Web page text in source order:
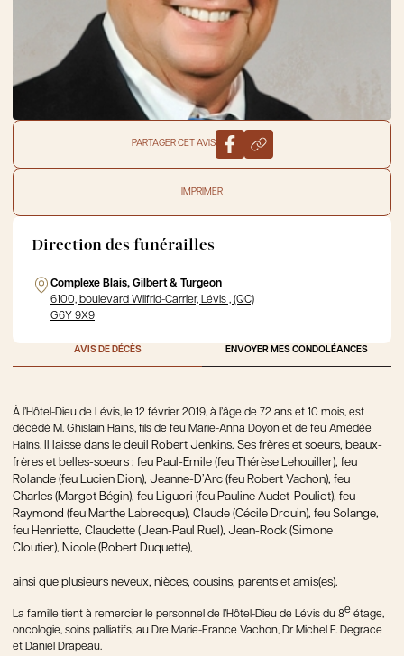
PARTAGER CET AVIS
IMPRIMER
Direction des funérailles
Complexe Blais, Gilbert & Turgeon
6100, boulevard Wilfrid-Carrier, Lévis , (QC)
G6Y 9X9
AVIS DE DÉCÈS ENVOYER MES CONDOLÉANCES
À l’Hôtel-Dieu de Lévis, le 12 février 2019, à l’âge de 72 ans et 10 mois, est
décédé M. Ghislain Hains, fils de feu Marie-Anna Doyon et de feu Amédée
Hains.
Il laisse dans le deuil Robert Jenkins. Ses frères et soeurs, beaux-
frères et belles-soeurs : feu Paul-Emile (feu Thérèse Lehouiller), feu
Rolande (feu Lucien Dion), Jeanne-D’Arc (feu Robert Vachon), feu
Charles (Margot Bégin), feu Liguori (feu Pauline Audet-Pouliot), feu
Raymond (feu Marthe Labrecque), Claude (Cécile Drouin), feu Solange,
feu Henriette, Claudette (Jean-Paul Ruel), Jean-Rock (Simone
Cloutier), Nicole (Robert Duquette),
ainsi que plusieurs neveux, nièces, cousins, parents et amis(es).
La famille tient à remercier le personnel de l’Hôtel-Dieu de Lévis du 8e étage,
oncologie, soins palliatifs, au Dre Marie-France Vachon, Dr Michel F. Degrace
et Daniel Drapeau.